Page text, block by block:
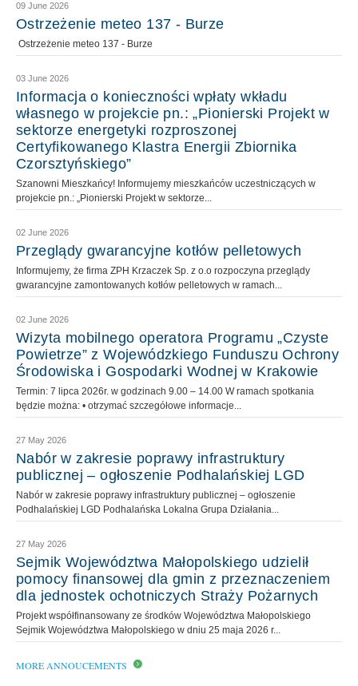
09 June 2026
Ostrzeżenie meteo 137 - Burze
Ostrzeżenie meteo 137 - Burze
03 June 2026
Informacja o konieczności wpłaty wkładu
własnego w projekcie pn.: „Pionierski Projekt w
sektorze energetyki rozproszonej
Certyfikowanego Klastra Energii Zbiornika
Czorsztyńskiego”
Szanowni Mieszkańcy! Informujemy mieszkańców uczestniczących w
projekcie pn.: „Pionierski Projekt w sektorze...
02 June 2026
Przeglądy gwarancyjne kotłów pelletowych
Informujemy, że firma ZPH Krzaczek Sp. z o.o rozpoczyna przeglądy
gwarancyjne zamontowanych kotłów pelletowych w ramach...
02 June 2026
Wizyta mobilnego operatora Programu „Czyste
Powietrze” z Wojewódzkiego Funduszu Ochrony
Środowiska i Gospodarki Wodnej w Krakowie
Termin: 7 lipca 2026r. w godzinach 9.00 – 14.00 W ramach spotkania
będzie można: • otrzymać szczegółowe informacje...
27 May 2026
Nabór w zakresie poprawy infrastruktury
publicznej – ogłoszenie Podhalańskiej LGD
Nabór w zakresie poprawy infrastruktury publicznej – ogłoszenie
Podhalańskiej LGD Podhalańska Lokalna Grupa Działania...
27 May 2026
Sejmik Województwa Małopolskiego udzielił
pomocy finansowej dla gmin z przeznaczeniem
dla jednostek ochotniczych Straży Pożarnych
Projekt współfinansowany ze środków Województwa Małopolskiego
Sejmik Województwa Małopolskiego w dniu 25 maja 2026 r...
MORE ANNOUCEMENTS